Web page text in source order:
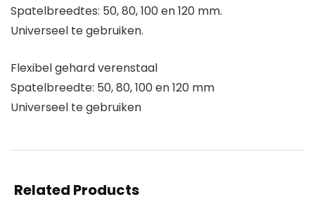
Spatelbreedtes: 50, 80, 100 en 120 mm.
Universeel te gebruiken.
Flexibel gehard verenstaal
Spatelbreedte: 50, 80, 100 en 120 mm
Universeel te gebruiken
Related Products